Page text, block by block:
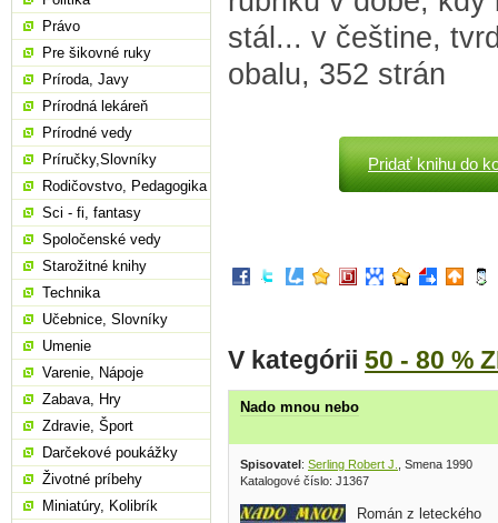
stál... v češtine,
obalu, 352 strán
Pridať knihu do
V kategórii 50 - 80 %
Nado mnou nebo
Spisovatel: Serling Robert J.
, Smena 1990
Katalogové číslo: J1367
Román z leteckého
Právo
Pre šikovné ruky
Príroda, Javy
Prírodná lekáreň
Prírodné vedy
Príručky,Slovníky
Rodičovstvo, Pedagogika
Sci - fi, fantasy
Spoločenské vedy
Starožitné knihy
Technika
Učebnice, Slovníky
Umenie
Varenie, Nápoje
Zabava, Hry
Zdravie, Šport
Darčekové poukážky
Životné príbehy
Miniatúry, Kolibrík